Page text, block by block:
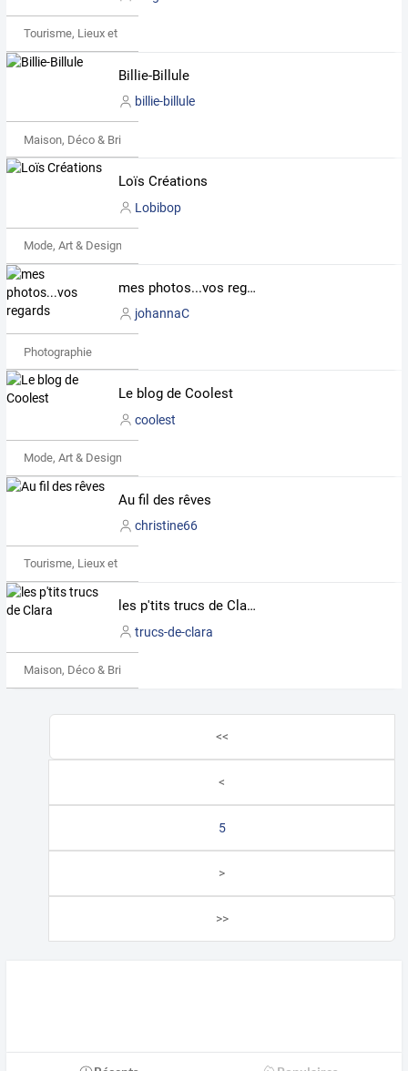
Tourisme, Lieux et Événements
Billie-Billule
billie-billule
Maison, Déco & Bricolage
Loïs Créations
Lobibop
Mode, Art & Design
mes photos...vos regards
johannaC
Photographie
Le blog de Coolest
coolest
Mode, Art & Design
Au fil des rêves
christine66
Tourisme, Lieux et Événements
les p'tits trucs de Clara
trucs-de-clara
Maison, Déco & Bricolage
<<
<
5
>
>>